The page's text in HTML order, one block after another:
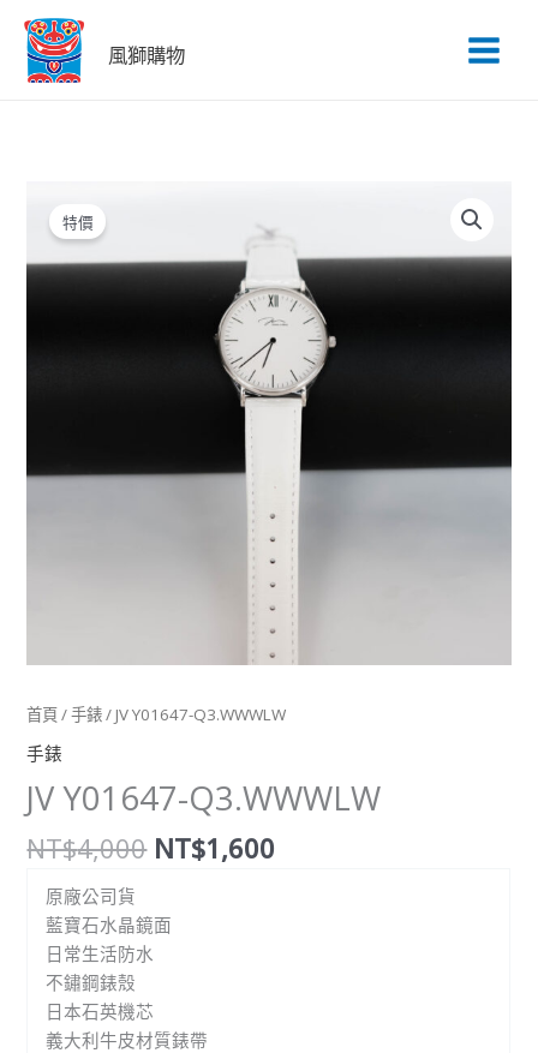
風獅購物
特價
首頁/手錶/ JV Y01647-Q3.WWWLW
手錶
JV Y01647-Q3.WWWLW
NT$4,000
格：
NT$4,000。
NT$1,600
前
價
格：
NT$1,600。
原廠公司貨
藍寶石水晶鏡面
日常生活防水
不鏽鋼錶殼
日本石英機芯
義大利牛皮材質錶帶
Y01647-
數